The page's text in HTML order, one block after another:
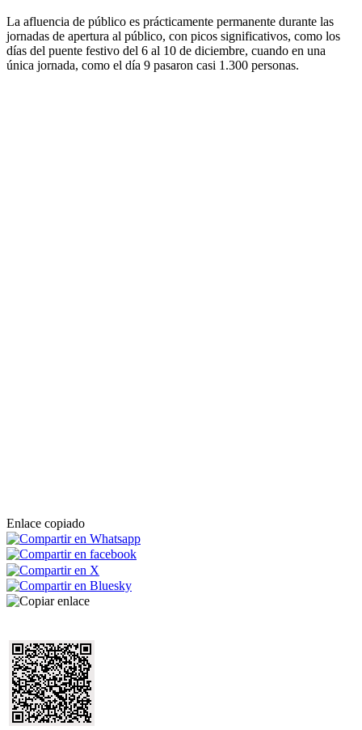
La afluencia de público es prácticamente permanente durante las
jornadas de apertura al público, con picos significativos, como los
días del puente festivo del 6 al 10 de diciembre, cuando en una
única jornada, como el día 9 pasaron casi 1.300 personas.
Enlace copiado